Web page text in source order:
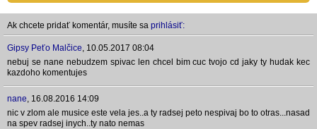
Ak chcete pridať komentár, musíte sa prihlásiť:
Gipsy Peťo Malčice, 10.05.2017 08:04
nebuj se nane nebudzem spivac len chcel bim cuc tvojo cd jaky ty hudak kec
kazdoho komentujes
nane, 16.08.2016 14:09
nic v zlom ale musice este vela jes..a ty radsej peto nespivaj bo to otras...nasad
na spev radsej inych..ty nato nemas